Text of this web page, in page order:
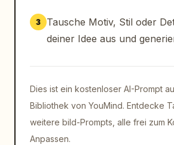
3
Tausche Motiv, Stil oder
deiner Idee aus und
Dies ist ein kostenloser AI-Prompt
Bibliothek von YouMind. Entdecke
weitere bild-Prompts, alle frei zum
Anpassen.